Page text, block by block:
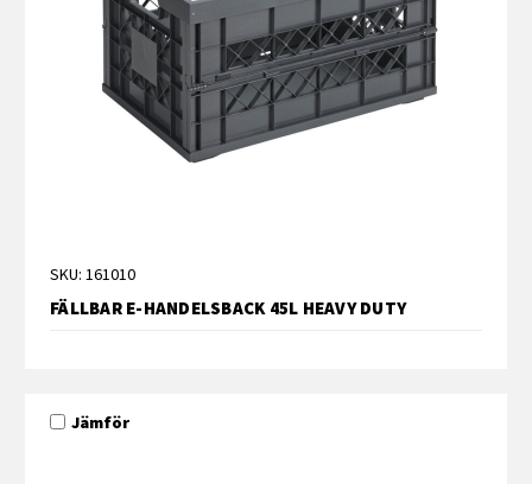
SKU: 161010
FÄLLBAR E-HANDELSBACK 45L HEAVY DUTY
Jämför